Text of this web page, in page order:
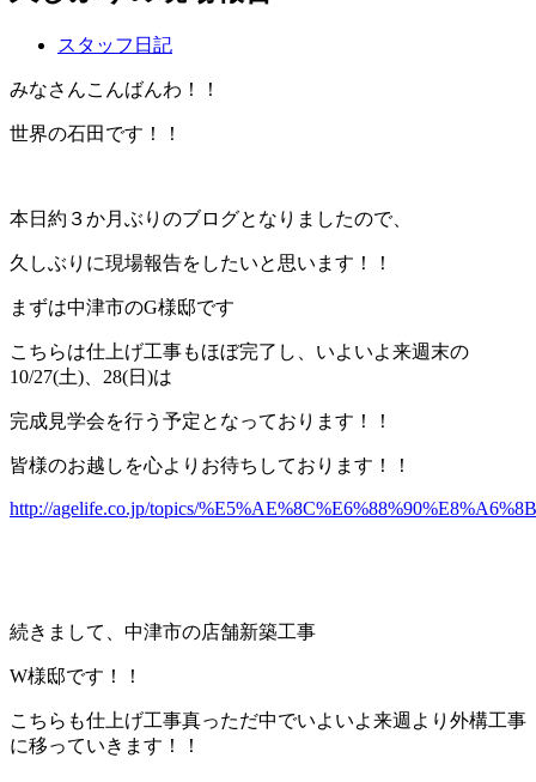
スタッフ日記
みなさんこんばんわ！！
世界の石田です！！
本日約３か月ぶりのブログとなりましたので、
久しぶりに現場報告をしたいと思います！！
まずは中津市のG様邸です
こちらは仕上げ工事もほぼ完了し、いよいよ来週末の
10/27(土)、28(日)は
完成見学会を行う予定となっております！！
皆様のお越しを心よりお待ちしております！！
http://agelife.co.jp/topics/
続きまして、中津市の店舗新築工事
W様邸です！！
こちらも仕上げ工事真っただ中でいよいよ来週より外構工事
に移っていきます！！